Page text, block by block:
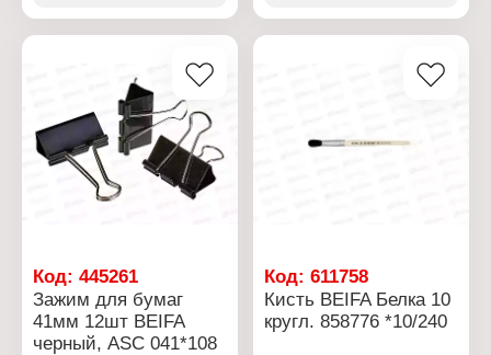
Упаковка: картонная
коробка
Код: 445261
Зажим для бумаг
41мм 12шт BEIFA
черный, ASC 041*108
Код:611758
Кисть BEIFA Белка 10
кругл. 858776 *10/240